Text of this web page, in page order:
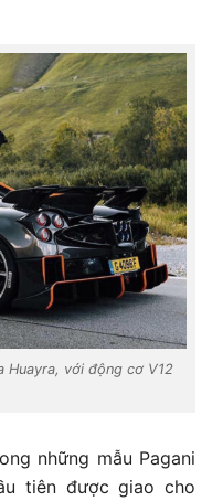
Huayra, với động cơ V12
những mẫu Pagani
tiên được giao cho